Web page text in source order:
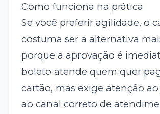
Como funciona na prática
Se você preferir agilidade, o
costuma ser a alternativa
porque a aprovação é
boleto atende quem quer
cartão, mas exige atenção
ao canal correto de